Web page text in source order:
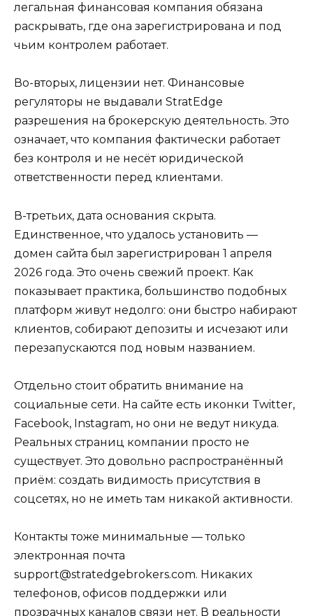
легальная финансовая компания обязана
раскрывать, где она зарегистрирована и под
чьим контролем работает.
Во-вторых, лицензии нет. Финансовые
регуляторы не выдавали StratEdge
разрешения на брокерскую деятельность. Это
означает, что компания фактически работает
без контроля и не несёт юридической
ответственности перед клиентами.
В-третьих, дата основания скрыта.
Единственное, что удалось установить —
домен сайта был зарегистрирован 1 апреля
2026 года. Это очень свежий проект. Как
показывает практика, большинство подобных
платформ живут недолго: они быстро набирают
клиентов, собирают депозиты и исчезают или
перезапускаются под новым названием.
Отдельно стоит обратить внимание на
социальные сети. На сайте есть иконки Twitter,
Facebook, Instagram, но они не ведут никуда.
Реальных страниц компании просто не
существует. Это довольно распространённый
приём: создать видимость присутствия в
соцсетях, но не иметь там никакой активности.
Контакты тоже минимальные — только
электронная почта
support@stratedgebrokers.com. Никаких
телефонов, офисов поддержки или
прозрачных каналов связи нет. В реальности